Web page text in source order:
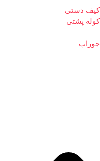
کیف دستی
کوله پشتی
جوراب